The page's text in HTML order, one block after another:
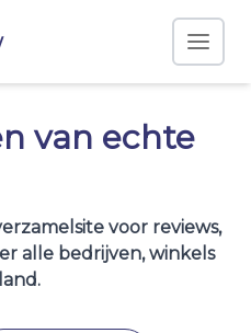
van echte
voor reviews,
alle bedrijven, winkels